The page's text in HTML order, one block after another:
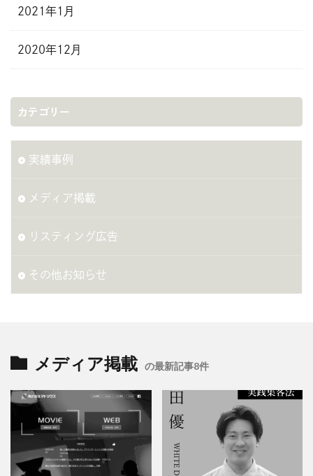
2021年1月
2020年12月
カテゴリー
実績事例
メディア掲載
リスティング広告
その他お知らせ
メディア掲載 の最新記事8件